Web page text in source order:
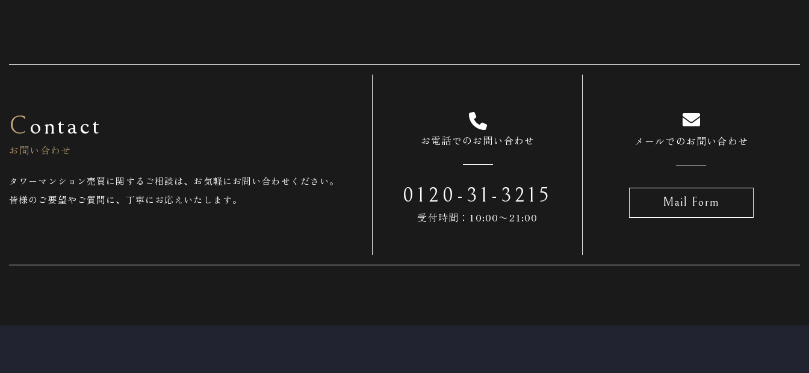
Contact
お問い合わせ
タワーマンション売買に関するご相談は、お気軽にお問い合わせください。
皆様のご要望やご質問に、丁寧にお応えいたします。
お電話でのお問い合わせ
0120-31-3215
受付時間：10:00〜21:00
メールでのお問い合わせ
Mail Form